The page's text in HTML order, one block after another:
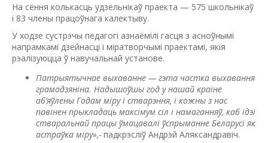
На сёння колькасць удзельнікаў праекта — 575 школьнікаў
і 83 члены працоўнага калектыву.
У ходзе сустрэчы педагогі азнаёмілі гасця з асноўнымі
напрамкамі дзейнасці і міратворчымі праектамі, якія
рэалізуюцца ў навучальнай установе.
Патрыятычнае выхаванне — гэта частка выхавання
грамадзяніна. Надышоўшы год у нашай краіне
аб’яўлены Годам міру і стварэння, і кожны з нас
павінен прыкладаць максімум сіл і намаганняў, каб ідэі
стваральнай працы ўмацавалі ўспрыманне Беларусі як
астраўка міру»,- падкрэсліў Андрэй Аляксандравіч.